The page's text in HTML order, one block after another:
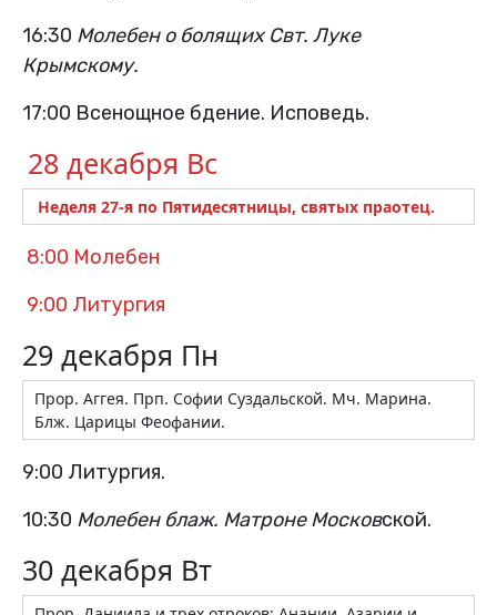
16:30 Молебен о болящих Свт. Луке
Крымскому.
17:00 Всенощное бдение. Исповедь.
28 декабря Вс
Неделя 27-я по Пятидесятницы, святых праотец.
8:00 Молебен
9:00 Литургия
29 декабря Пн
Прор. Аггея. Прп. Софии Суздальской. Мч. Марина.
Блж. Царицы Феофании.
9:00 Литургия.
10:30 Молебен блаж. Матроне Московской.
30 декабря Вт